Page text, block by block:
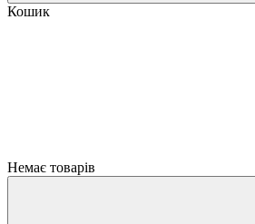
Кошик
Немає товарів